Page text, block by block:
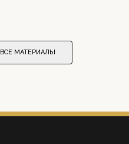
ВСЕ МАТЕРИАЛЫ